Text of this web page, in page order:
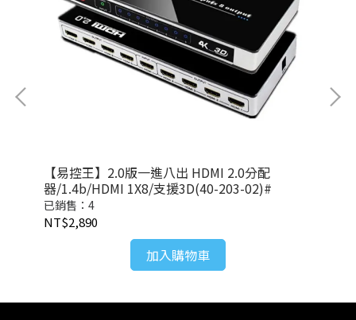
【易控王】2.0版一進八出 HDMI 2.0分配
器/1.4b/HDMI 1X8/支援3D(40-203-02)#
已銷售：4
NT$2,890
加入購物車